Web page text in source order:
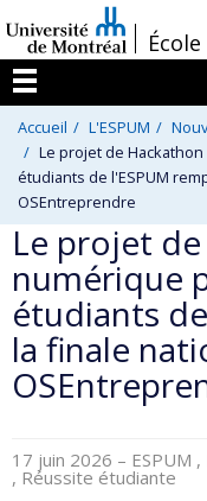
au
contenu
/
Menu
Accueil L'ESPUM
Le projet de
étudiants de l'ESPUM
OSEntreprendre
Le projet
numérique
étudiants
la finale
17 juin 2026 – ESPUM
, Réussite étudiante